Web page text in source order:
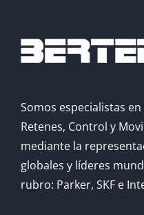
Somos especialistas
Retenes, Control y
mediante la
globales y líderes
rubro: Parker, SKF e